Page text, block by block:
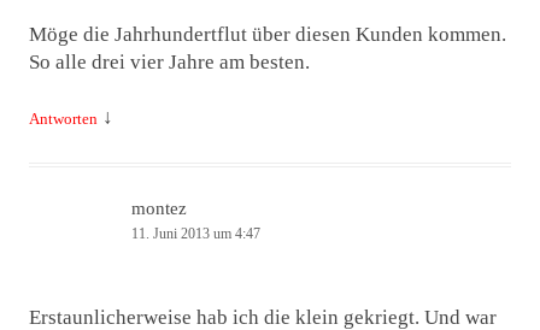
Möge die Jahrhundertflut über diesen Kunden kommen.
So alle drei vier Jahre am besten.
Antworten ↓
montez
11. Juni 2013 um 4:47
Erstaunlicherweise hab ich die klein gekriegt. Und war